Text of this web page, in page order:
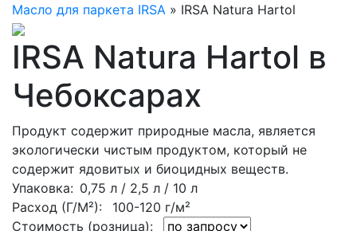
Масло для паркета IRSA » IRSA Natura Hartol
IRSA Natura Hartol в
Чебоксарах
Продукт содержит природные масла, является
экологически чистым продуктом, который не
содержит ядовитых и биоцидных веществ.
Упаковка: 0,75 л / 2,5 л / 10 л
Расход (Г/М²): 100-120 г/м²
Стоимость (розница):